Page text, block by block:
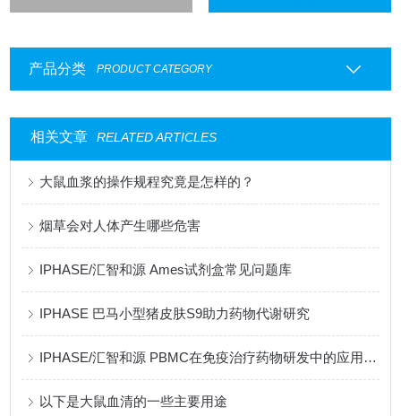
产品分类 PRODUCT CATEGORY
相关文章 RELATED ARTICLES
大鼠血浆的操作规程究竟是怎样的？
烟草会对人体产生哪些危害
IPHASE/汇智和源 Ames试剂盒常见问题库
IPHASE 巴马小型猪皮肤S9助力药物代谢研究
IPHASE/汇智和源 PBMC在免疫治疗药物研发中的应用热点问题解答
以下是大鼠血清的一些主要用途